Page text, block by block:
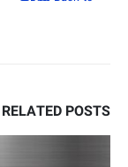
RELATED POSTS